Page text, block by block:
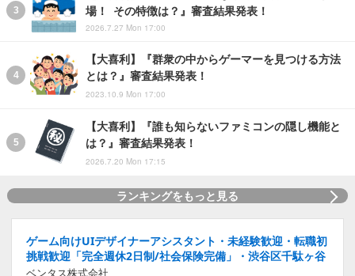
場！ その特徴は？』審査結果発表！
2026.7.27 Mon 17:00
【大喜利】『群衆の中からゲーマーを見つける方法
とは？』審査結果発表！
2023.10.9 Mon 17:00
【大喜利】『誰も知らないファミコンの隠し機能と
は？』審査結果発表！
2026.7.20 Mon 17:15
ランキングをもっと見る
ゲーム向けUIデザイナーアシスタント・未経験歓迎・転職初
挑戦歓迎「完全週休2日制/社会保険完備」・渋谷区千駄ヶ谷
ベンタス株式会社